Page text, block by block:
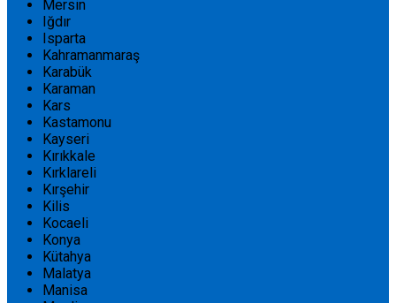
Mersin
Iğdır
Isparta
Kahramanmaraş
Karabük
Karaman
Kars
Kastamonu
Kayseri
Kırıkkale
Kırklareli
Kırşehir
Kilis
Kocaeli
Konya
Kütahya
Malatya
Manisa